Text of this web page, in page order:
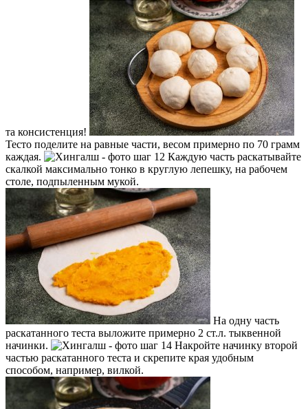
та консистенция!
Тесто поделите на равные части, весом примерно по 70 грамм
каждая.
Каждую часть раскатывайте
скалкой максимально тонко в круглую лепешку, на рабочем
столе, подпыленным мукой.
На одну часть
раскатанного теста выложите примерно 2 ст.л. тыквенной
начинки.
Накройте начинку второй
частью раскатанного теста и скрепите края удобным
способом, например, вилкой.